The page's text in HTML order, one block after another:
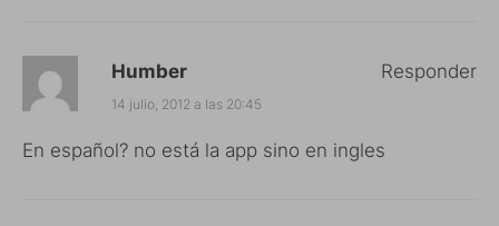
Humber
14 julio, 2012 a las 20:45
En español? no está la app sino en ingles
Responder